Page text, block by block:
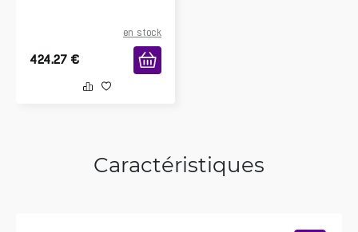
en stock
424.27 €
Caractéristiques